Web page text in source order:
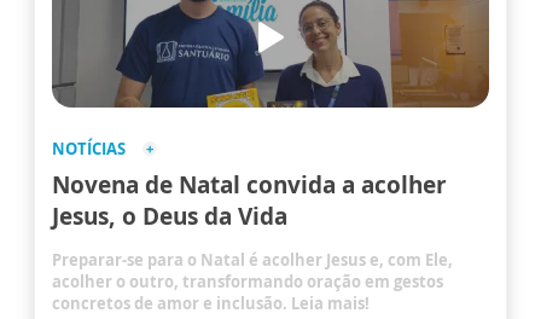
NOTÍCIAS
Novena de Natal convida a acolher
Jesus, o Deus da Vida
Preparar-se para o Natal é acolher Jesus e, com Ele,
acolher o outro, transformando oração em gestos
concretos de amor e inclusão. Leia mais!